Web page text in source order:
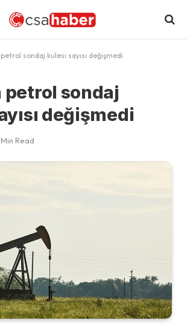
petrol sondaj kulesi sayısı değişmedi
petrol sondaj
değişmedi
Min Read